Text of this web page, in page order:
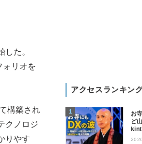
た。
ォリオを
構築され
クノロジ
りやす
アクセスランキン
お
ど